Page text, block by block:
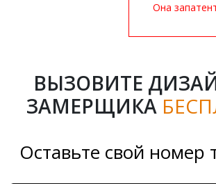
Она
ВЫЗОВИТЕ
ЗАМЕРЩИКА
Оставьте свой номер